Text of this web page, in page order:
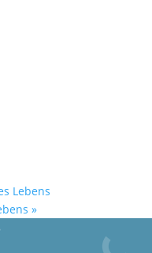
Lebens
»